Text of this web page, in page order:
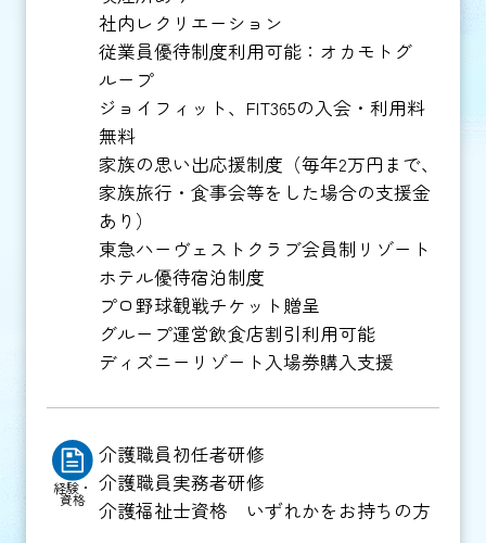
社内レクリエーション
従業員優待制度利用可能：オカモトグ
ループ
ジョイフィット、FIT365の入会・利用料
無料
家族の思い出応援制度（毎年2万円まで、
家族旅行・食事会等をした場合の支援金
あり）
東急ハーヴェストクラブ会員制リゾート
ホテル優待宿泊制度
プロ野球観戦チケット贈呈
グループ運営飲食店割引利用可能
ディズニーリゾート入場券購入支援
経験・
資格
介護職員初任者研修
介護職員実務者研修
介護福祉士資格 いずれかをお持ちの方